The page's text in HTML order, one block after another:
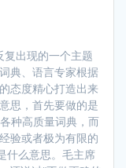
出现的一个主题
典、语言专家根据
态度精心打造出来
思，首先要做的是
种高质量词典，而
验或者极为有限的
什么意思。毛主席